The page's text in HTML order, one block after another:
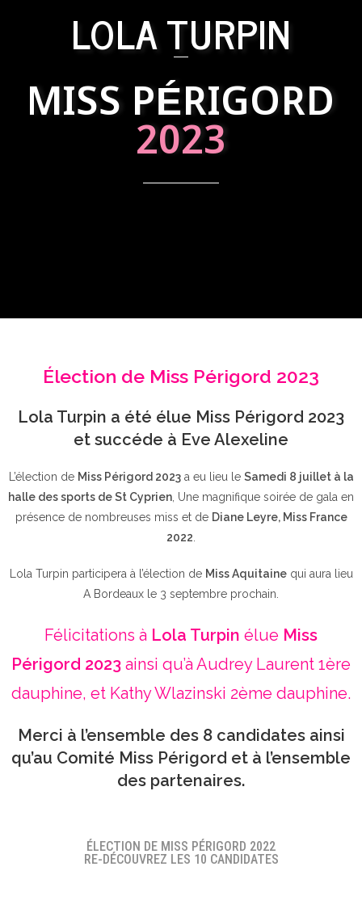
LOLA TURPIN
MISS PÉRIGORD
2023
Élection de Miss Périgord 2023
Lola Turpin a été élue Miss Périgord 2023
et succéde à Eve Alexeline
L’élection de Miss Périgord 2023a eu lieu le Samedi 8 juillet à la
halle des sports de St Cyprien , Une magnifique soirée de gala en
présence de nombreuses miss et de Diane Leyre, Miss France
2022
Lola Turpin participera à l’élection de Miss Aquitainequi aura lieu
A Bordeaux le 3 septembre prochain.
Félicitations à Lola Turpin élue Miss
Périgord 2023 ainsi qu’à Audrey Laurent 1ère
dauphine, et Kathy Wlazinski 2ème dauphine.
Merci à l’ensemble des 8 candidates ainsi
qu’au Comité Miss Périgord et à l’ensemble
des partenaires.
ÉLECTION DE MISS PÉRIGORD 2022
RE-DÉCOUVREZ LES 10 CANDIDATES